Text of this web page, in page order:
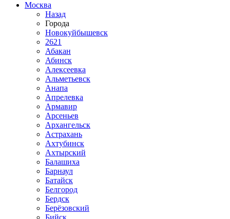
Москва
Назад
Города
Новокуйбышевск
2621
Абакан
Абинск
Алексеевка
Альметьевск
Анапа
Апрелевка
Армавир
Арсеньев
Архангельск
Астрахань
Ахтубинск
Ахтырский
Балашиха
Барнаул
Батайск
Белгород
Бердск
Берёзовский
Бийск